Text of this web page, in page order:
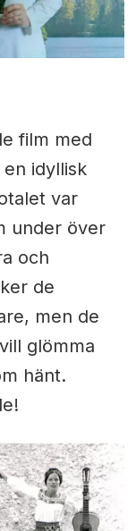
film med
idyllisk
var
under över
och
de
men de
glömma
hänt.